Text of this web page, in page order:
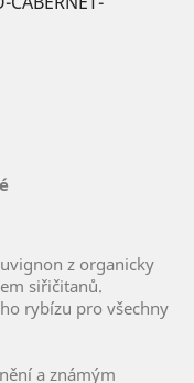
z organicky
siřičitanů.
rybízu pro všechny
a známým